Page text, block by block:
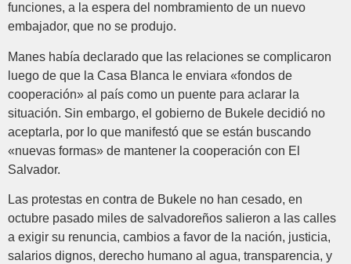
funciones, a la espera del nombramiento de un nuevo
embajador, que no se produjo.
Manes había declarado que las relaciones se complicaron
luego de que la Casa Blanca le enviara «fondos de
cooperación» al país como un puente para aclarar la
situación. Sin embargo, el gobierno de Bukele decidió no
aceptarla, por lo que manifestó que se están buscando
«nuevas formas» de mantener la cooperación con El
Salvador.
Las protestas en contra de Bukele no han cesado, en
octubre pasado miles de salvadoreños salieron a las calles
a exigir su renuncia, cambios a favor de la nación, justicia,
salarios dignos, derecho humano al agua, transparencia, y